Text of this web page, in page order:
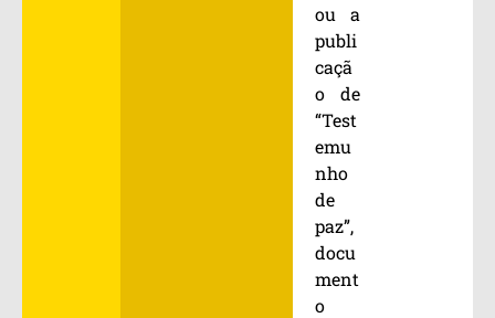
ou a
publi
caçã
o de
“Test
emu
nho
de
paz”,
docu
ment
o